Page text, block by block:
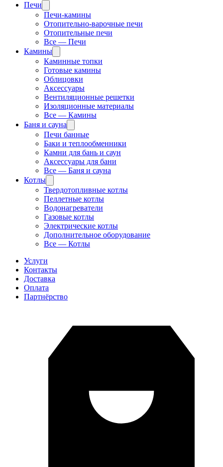
Печи
Печи-камины
Отопительно-варочные печи
Отопительные печи
Все — Печи
Камины
Каминные топки
Готовые камины
Облицовки
Аксессуары
Вентиляционные решетки
Изоляционные материалы
Все — Камины
Баня и сауна
Печи банные
Баки и теплообменники
Камни для бань и саун
Аксессуары для бани
Все — Баня и сауна
Котлы
Твердотопливные котлы
Пеллетные котлы
Водонагреватели
Газовые котлы
Электрические котлы
Дополнительное оборудование
Все — Котлы
Услуги
Контакты
Доставка
Оплата
Партнёрство